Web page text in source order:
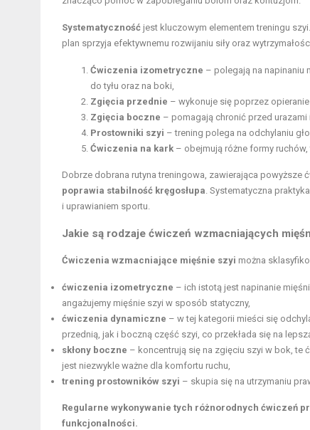
Systematyczność jest kluczowym elementem treningu
plan sprzyja efektywnemu rozwijaniu siły oraz
Ćwiczenia izometryczne – polegają na napinaniu
do tyłu oraz na boki,
Zgięcia przednie – wykonuje się poprzez
Zgięcia boczne – pomagają chronić przed urazami
Prostowniki szyi – trening polega na odchylaniu
Ćwiczenia na kark – obejmują różne formy
Dobrze dobrana rutyna treningowa, zawierająca powyższe
poprawia stabilność kręgosłupa. Systematyczna
i uprawianiem sportu.
Jakie są rodzaje ćwiczeń wzmacniających
Ćwiczenia wzmacniające mięśnie szyi można
ćwiczenia izometryczne – ich istotą jest napinanie
angażujemy mięśnie szyi w sposób statyczny,
ćwiczenia dynamiczne – w tej kategorii mieści się
przednią, jak i boczną część szyi, co przekłada się na
skłony boczne – koncentrują się na zgięciu szyi w bok, te
jest niezwykle ważne dla komfortu ruchu,
trening prostowników szyi – skupia się na utrzymaniu
Regularne wykonywanie tych różnorodnych ćwiczeń
funkcjonalności.